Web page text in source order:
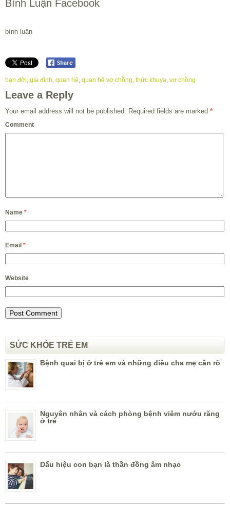
Bình Luận Facebook
bình luận
bạn đời, gia đình, quan hệ, quan hệ vợ chồng, thức khuya, vợ chồng
Leave a Reply
Your email address will not be published. Required fields are marked *
Comment
Name *
Email *
Website
SỨC KHỎE TRẺ EM
Bệnh quai bị ở trẻ em và những điều cha mẹ cần rõ
Nguyên nhân và cách phòng bệnh viêm nướu răng
ở trẻ
Dấu hiệu con bạn là thần đồng âm nhạc